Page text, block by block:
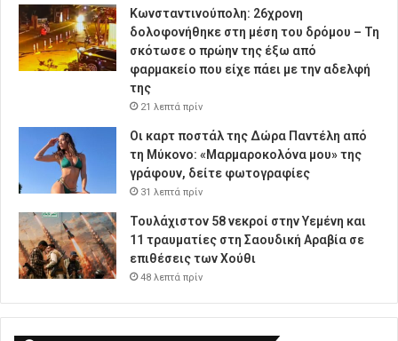
Κωνσταντινούπολη: 26χρονη
δολοφονήθηκε στη μέση του δρόμου – Τη
σκότωσε ο πρώην της έξω από
φαρμακείο που είχε πάει με την αδελφή
της
21 λεπτά πρίν
Οι καρτ ποστάλ της Δώρα Παντέλη από
τη Μύκονο: «Μαρμαροκολόνα μου» της
γράφουν, δείτε φωτογραφίες
31 λεπτά πρίν
Τουλάχιστον 58 νεκροί στην Υεμένη και
11 τραυματίες στη Σαουδική Αραβία σε
επιθέσεις των Χούθι
48 λεπτά πρίν